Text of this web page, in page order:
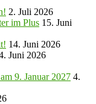
2. Juli 2026
im Plus 15. Juni
14. Juni 2026
Juni 2026
9. Januar 2027 4.